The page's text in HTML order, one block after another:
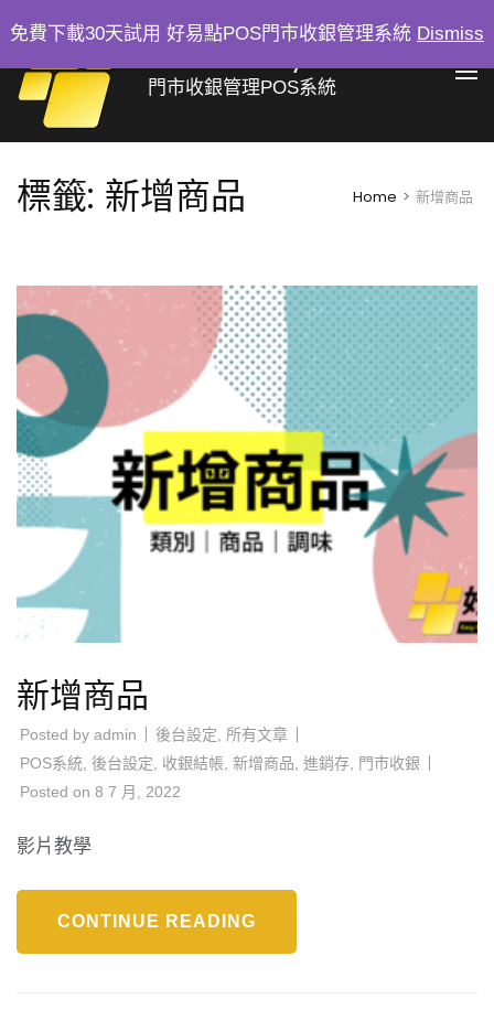
to
content
(Press
Enter)
好易點 Easy Sale
門市收銀管理POS系統
標籤: 新增商品 Home > 新增商品
新增商品
Posted by admin 後台設定
所有文章
POS系統 後台設定 收銀結帳 新增商品 進銷存
門市收銀
Posted on 8 7 月, 2022
影片教學
CONTINUE READING
免費下載30天試用 好易點POS門市收銀管理系統 Dismiss